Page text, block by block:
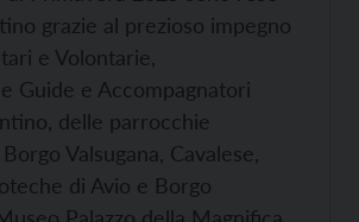
grazie al prezioso impegno
e Volontarie,
Guide e Accompagnatori
delle parrocchie
Valsugana, Cavalese,
di Avio e Borgo
Palazzo della Magnifica